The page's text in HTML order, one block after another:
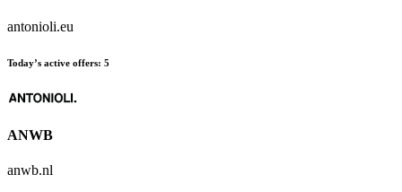
antonioli.eu
Today’s active offers: 5
ANWB
anwb.nl